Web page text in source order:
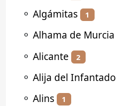
⚬ Algámitas 1
⚬ Alhama de Murcia
⚬ Alicante 2
⚬ Alija del Infantado
⚬ Alins 1